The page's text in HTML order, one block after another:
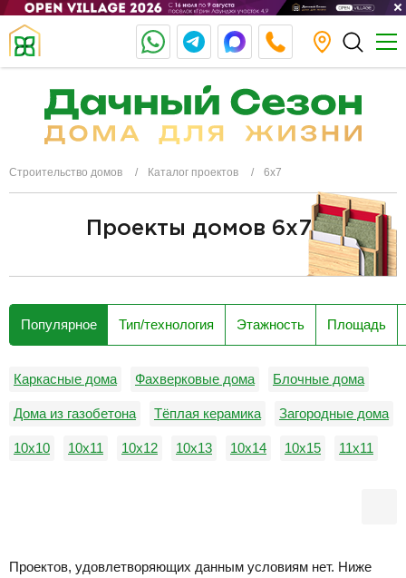
Строительство домов Каталог проектов 6х7
Проекты домов 6x7
Популярное Тип/технология Этажность Площадь
Каркасные дома Фахверковые дома Блочные дома
Дома из газобетона Тёплая керамика Загородные дома
10х10 10х11 10х12 10х13 10х14 10х15 11х11
Проектов, удовлетворяющих данным условиям нет. Ниже